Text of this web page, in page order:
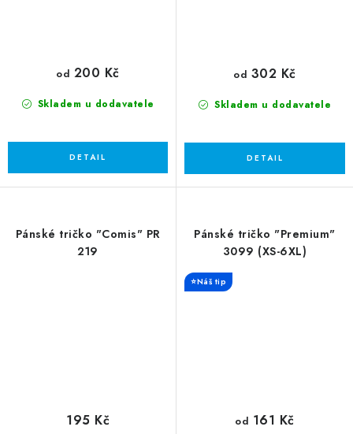
Skladem u dodavatele
od 200 Kč
Skladem u dodavatele
od 302 Kč
Pánské tričko "Comis" PR
219
195 Kč
Pánské tričko "Premium"
3099 (XS-6XL)
⭐Náš tip
od 161 Kč